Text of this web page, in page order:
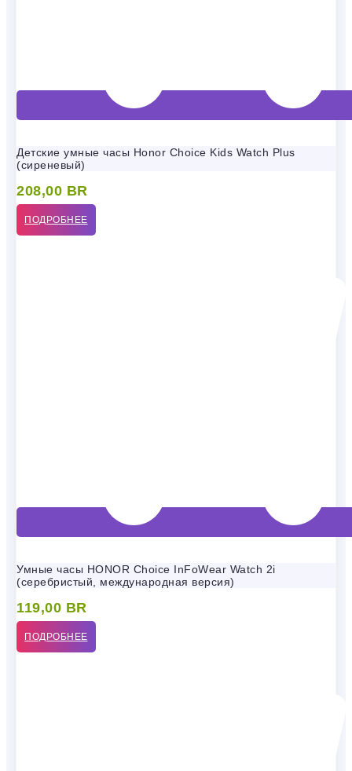
Детские умные часы Honor Choice Kids Watch Plus
(сиреневый)
208,00 BR
ПОДРОБНЕЕ
Умные часы HONOR Choice InFoWear Watch 2i
(серебристый, международная версия)
119,00 BR
ПОДРОБНЕЕ